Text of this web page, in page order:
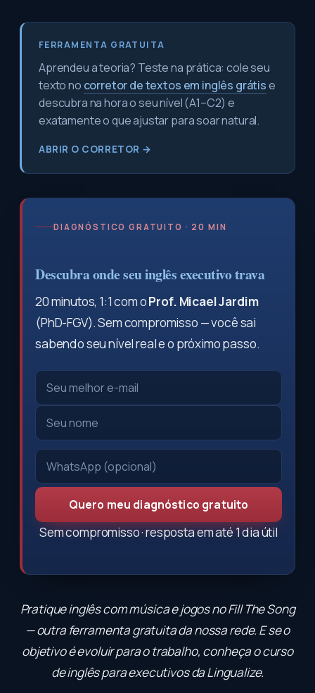
FERRAMENTA GRATUITA
Aprendeu a teoria? Teste na prática: cole seu
texto no corretor de textos em inglês grátise
descubra na hora o seu nível (A1–C2) e
exatamente o que ajustar para soar natural.
ABRIR O CORRETOR →
DIAGNÓSTICO GRATUITO · 20 MIN
Descubra onde seu inglês executivo trava
20 minutos, 1:1 com oProf. Micael Jardim
(PhD-FGV). Sem compromisso — você sai
sabendo seu nível real e o próximo passo.
Quero meu diagnóstico gratuito
Sem compromisso · resposta em até 1 dia útil
Pratique inglês com música e jogos noFill The Song
— outra ferramenta gratuita da nossa rede. E se o
objetivo é evoluir para o trabalho, conheça ocurso
de inglês para executivosda Lingualize.